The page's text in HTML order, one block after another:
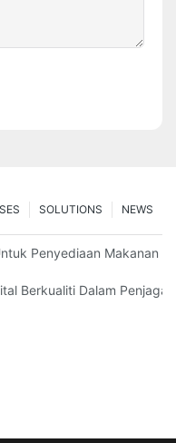
NEWS
SOLUTIONS
Penyediaan Makanan
Berkualiti Dalam